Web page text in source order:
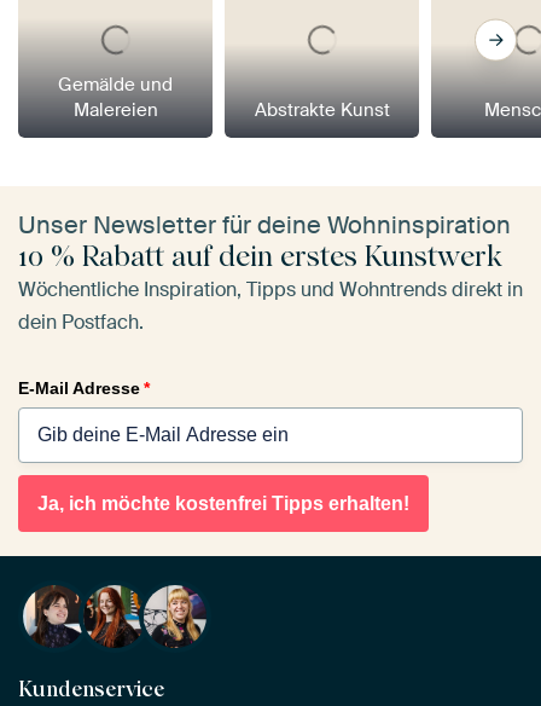
Gemälde und
Malereien
Abstrakte Kunst
Unser Newsletter für deine Wohninspiration
10 % Rabatt auf dein erstes Kunstwerk
Wöchentliche Inspiration, Tipps und Wohntrends direkt in
dein Postfach.
E-Mail Adresse*
Ja, ich möchte kostenfrei Tipps erhalten!
Kundenservice